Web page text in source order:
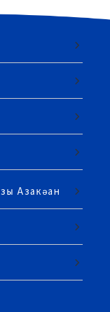
Азакәан